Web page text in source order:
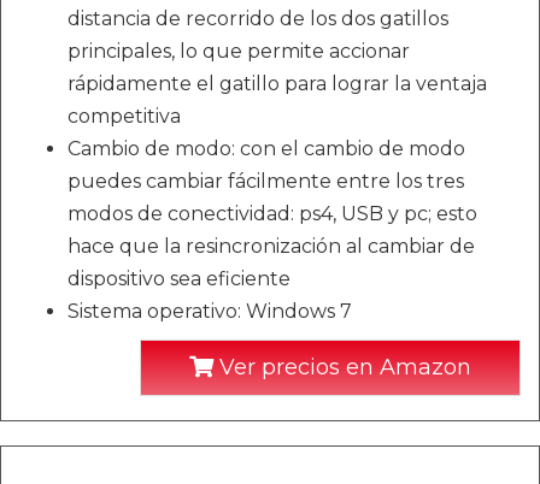
distancia de recorrido de los dos gatillos
principales, lo que permite accionar
rápidamente el gatillo para lograr la ventaja
competitiva
Cambio de modo: con el cambio de modo
puedes cambiar fácilmente entre los tres
modos de conectividad: ps4, USB y pc; esto
hace que la resincronización al cambiar de
dispositivo sea eficiente
Sistema operativo: Windows 7
Ver precios en Amazon